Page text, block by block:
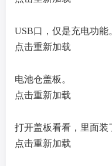
USB口，仅是充电功能
点击重新加载
电池仓盖板。
点击重新加载
打开盖板看看，里面装
点击重新加载